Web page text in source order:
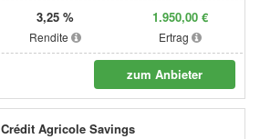
3,25 %
Rendite
1.950,00 €
Ertrag
zum Anbieter
Crédit Agricole Savings